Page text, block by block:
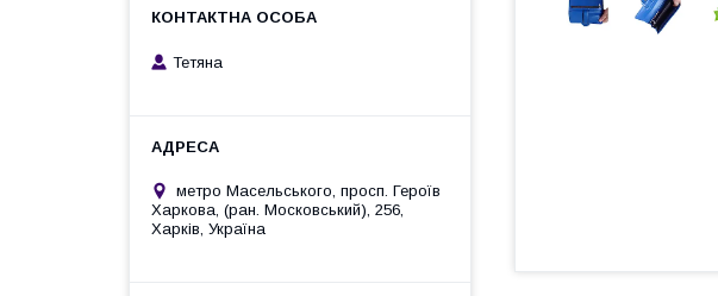
Тетяна
метро Масельського, просп. Героїв
Харкова, (ран. Московський), 256,
Харків, Україна